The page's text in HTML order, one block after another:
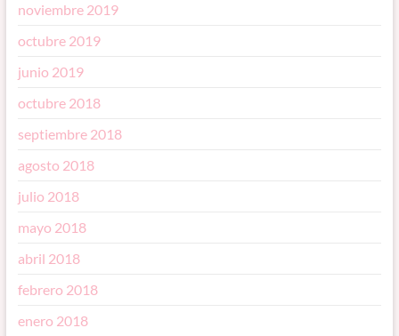
noviembre 2019
octubre 2019
junio 2019
octubre 2018
septiembre 2018
agosto 2018
julio 2018
mayo 2018
abril 2018
febrero 2018
enero 2018